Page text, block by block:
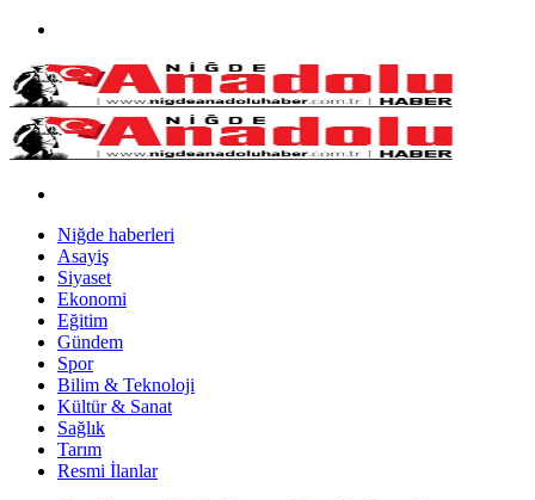
Niğde haberleri
Asayiş
Siyaset
Ekonomi
Eğitim
Gündem
Spor
Bilim & Teknoloji
Kültür & Sanat
Sağlık
Tarım
Resmi İlanlar